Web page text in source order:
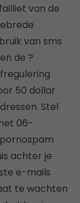
van de
van sms
de ?
50 dollar
Stel
06-
achter je
e-mails
te wachten